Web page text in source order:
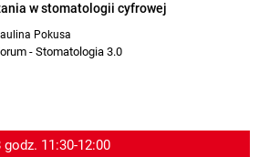
w stomatologii cyfrowej
Pokusa
- Stomatologia 3.0
11:30-12:00